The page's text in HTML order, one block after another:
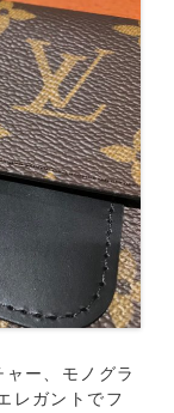
ー、モノグラ
レガントでフ